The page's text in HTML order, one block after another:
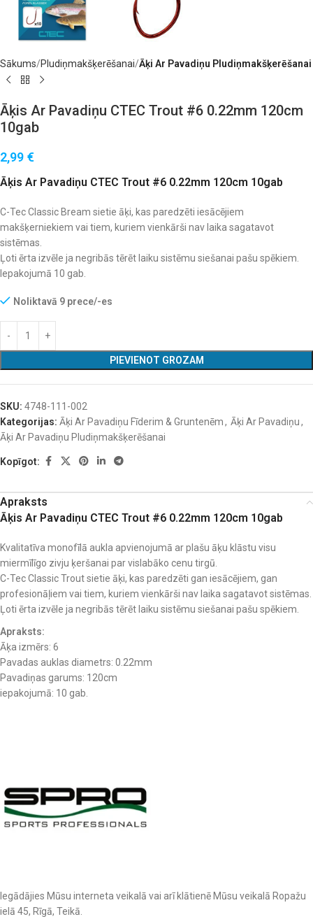
Sākums Pludiņmakšķerēšanai Āķi Ar Pavadiņu Pludiņmakšķerēšanai
Āķis Ar Pavadiņu CTEC Trout #6 0.22mm 120cm
10gab
2,99 €
Āķis Ar Pavadiņu CTEC Trout #6 0.22mm 120cm 10gab
C-Tec Classic Bream sietie āķi, kas paredzēti iesācējiem
makšķerniekiem vai tiem, kuriem vienkārši nav laika sagatavot
sistēmas.
Ļoti ērta izvēle ja negribās tērēt laiku sistēmu siešanai pašu spēkiem.
Iepakojumā 10 gab.
Noliktavā 9 prece/-es
PIEVIENOT GROZAM
SKU: 4748-111-002
Kategorijas: Āķi Ar Pavadiņu Fīderim & Gruntenēm, Āķi Ar Pavadiņu,
Āķi Ar Pavadiņu Pludiņmakšķerēšanai
Kopīgot:
Apraksts
Āķis Ar Pavadiņu CTEC Trout #6 0.22mm 120cm 10gab
Kvalitatīva monofīlā aukla apvienojumā ar plašu āķu klāstu visu
miermīlīgo zivju ķeršanai par vislabāko cenu tirgū.
C-Tec Classic Trout sietie āķi, kas paredzēti gan iesācējiem, gan
profesionāļiem vai tiem, kuriem vienkārši nav laika sagatavot sistēmas.
Ļoti ērta izvēle ja negribās tērēt laiku sistēmu siešanai pašu spēkiem.
Apraksts:
Āķa izmērs: 6
Pavadas auklas diametrs: 0.22mm
Pavadiņas garums: 120cm
iepakojumā: 10 gab.
Iegādājies Mūsu interneta veikalā vai arī klātienē Mūsu veikalā Ropažu
ielā 45, Rīgā, Teikā.